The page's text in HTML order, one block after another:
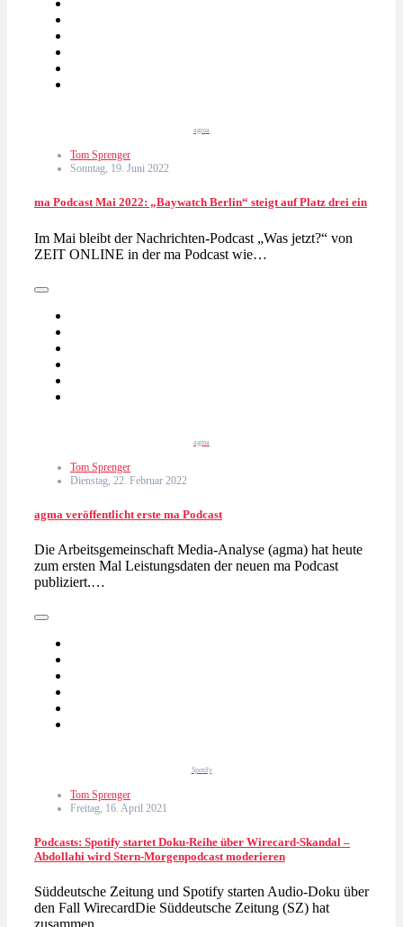
agma
Tom Sprenger
Sonntag, 19. Juni 2022
ma Podcast Mai 2022: „Baywatch Berlin“ steigt auf Platz drei ein
Im Mai bleibt der Nachrichten-Podcast „Was jetzt?“ von
ZEIT ONLINE in der ma Podcast wie…
agma
Tom Sprenger
Dienstag, 22. Februar 2022
agma veröffentlicht erste ma Podcast
Die Arbeitsgemeinschaft Media-Analyse (agma) hat heute
zum ersten Mal Leistungsdaten der neuen ma Podcast
publiziert.…
Spotify
Tom Sprenger
Freitag, 16. April 2021
Podcasts: Spotify startet Doku-Reihe über Wirecard-Skandal –
Abdollahi wird Stern-Morgenpodcast moderieren
Süddeutsche Zeitung und Spotify starten Audio-Doku über
den Fall WirecardDie Süddeutsche Zeitung (SZ) hat